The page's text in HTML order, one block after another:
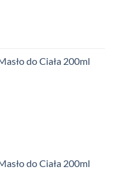
do Ciała 200ml
do Ciała 200ml